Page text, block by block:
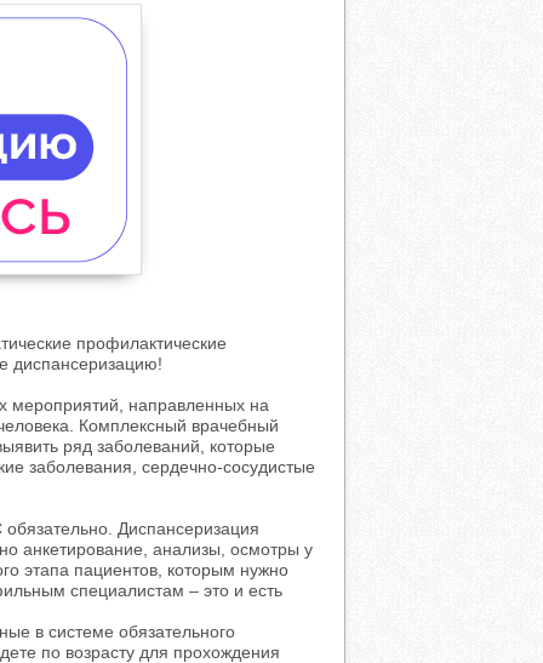
профилактические
диспансеризацию!
мероприятий, направленных на
Комплексный врачебный
ряд заболеваний, которые
заболевания, сердечно-сосудистые
Диспансеризация
анкетирование, анализы, осмотры у
этапа пациентов, которым нужно
специалистам – это и есть
в системе обязательного
по возрасту для прохождения